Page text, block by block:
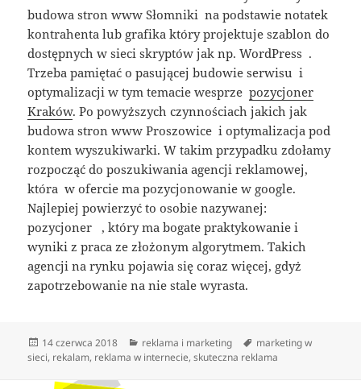
budowa stron www Słomniki na podstawie notatek
kontrahenta lub grafika który projektuje szablon do
dostępnych w sieci skryptów jak np. WordPress .
Trzeba pamiętać o pasującej budowie serwisu i
optymalizacji w tym temacie wesprzepozycjoner
Kraków. Po powyższych czynnościach jakich jak
budowa stron www Proszowice i optymalizacja pod
kontem wyszukiwarki. W takim przypadku zdołamy
rozpocząć do poszukiwania agencji reklamowej,
która w ofercie ma pozycjonowanie w google.
Najlepiej powierzyć to osobie nazywanej:
pozycjoner , który ma bogate praktykowanie i
wyniki z praca ze złożonym algorytmem. Takich
agencji na rynku pojawia się coraz więcej, gdyż
zapotrzebowanie na nie stale wyrasta.
Data
publikacji
14 czerwca 2018 Kategorie
reklama i marketing Tagi
marketing w
sieci, rekalam, reklama w internecie,skuteczna reklama